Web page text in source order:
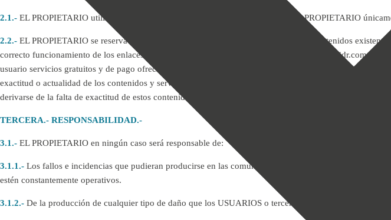
2.1.- EL PROPIETARIO utilizando fuentes internas y externas de tal modo que EL PROPIETARIO
2.2.- EL PROPIETARIO se reserva el derecho a modificar en cualquier momento los contenidos
correcto funcionamiento de los enlaces a sitios web de terceros que figuren en www.hendel-idr.com.
usuario servicios gratuitos y de pago ofrecidos por terceros ajenos y que se regirán por las condiciones
exactitud o actualidad de los contenidos y servicios ofrecidos por terceros y queda expresamente
derivarse de la falta de exactitud de estos contenidos y servicios.
TERCERA.- RESPONSABILIDAD.-
3.1.- EL PROPIETARIO en ningún caso será responsable de:
3.1.1.- Los fallos e incidencias que pudieran producirse en las comunicaciones, borrado o transmisiones
estén constantemente operativos.
3.1.2.- De la producción de cualquier tipo de daño que los USUARIOS o terceros pudiesen ocasionar en